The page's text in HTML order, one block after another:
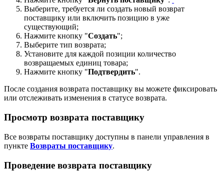
Выберите, требуется ли создать новый возврат
поставщику или включить позицию в уже
существующий;
Нажмите кнопку "Создать";
Выберите тип возврата;
Установите для каждой позиции количество
возвращаемых единиц товара;
Нажмите кнопку "Подтвердить".
После создания возврата поставщику вы можете фиксировать
или отслеживать изменения в статусе возврата.
Просмотр возврата поставщику
Все возвраты поставщику доступны в панели управления в
пункте Возвраты поставщику.
Проведение возврата поставщику